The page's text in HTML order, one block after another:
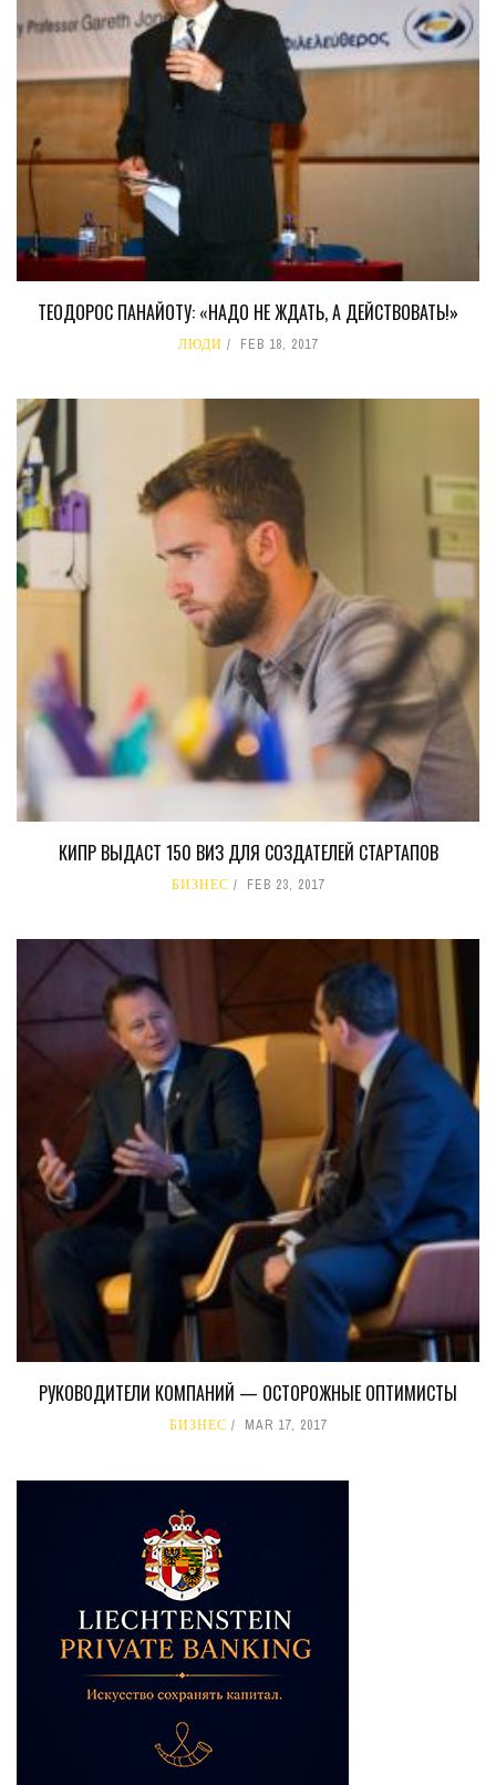
ТЕОДОРОС ПАНАЙОТУ: «НАДО НЕ ЖДАТЬ, А ДЕЙСТВОВАТЬ!»
ЛЮДИ FEB 18, 2017
КИПР ВЫДАСТ 150 ВИЗ ДЛЯ СОЗДАТЕЛЕЙ СТАРТАПОВ
БИЗНЕС FEB 23, 2017
РУКОВОДИТЕЛИ КОМПАНИЙ — ОСТОРОЖНЫЕ ОПТИМИСТЫ
БИЗНЕС MAR 17, 2017